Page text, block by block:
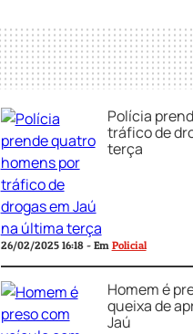
Polícia
tráfico de
terça
26/02/2025 16:18 - Em Policial
Homem é
queixa de
Jaú